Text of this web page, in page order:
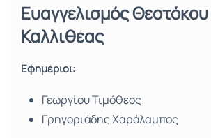
Ευαγγελισμός Θεοτόκου
Καλλιθέας
Εφημέριοι:
Γεωργίου Τιμόθεος
Γρηγοριάδης Χαράλαμπος